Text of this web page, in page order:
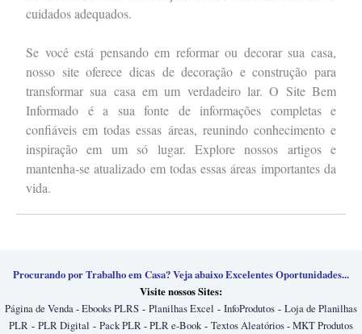
cuidados adequados.
Se você está pensando em reformar ou decorar sua casa,
nosso site oferece dicas de decoração e construção para
transformar sua casa em um verdadeiro lar. O Site Bem
Informado é a sua fonte de informações completas e
confiáveis em todas essas áreas, reunindo conhecimento e
inspiração em um só lugar. Explore nossos artigos e
mantenha-se atualizado em todas essas áreas importantes da
vida.
Procurando por Trabalho em Casa? Veja abaixo Excelentes Oportunidades...
Visite nossos Sites:
Página de Venda-Ebooks PLRS - Planilhas Excel - InfoProdutos - Loja de Planilhas
PLR - PLR Digital - Pack PLR-PLR e-Book- Textos Aleatórios-MKT Produtos